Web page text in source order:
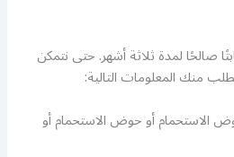
صالحًا لمدة ثلاثة أشهر. حتى نتمكن
منك المعلومات التالية:
أو حوض الاستحمام أو